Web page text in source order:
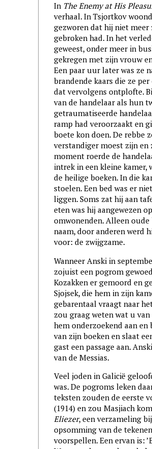
In The Enemy at His
verhaal. In Tsjortkov
gezworen dat hij niet
gebroken had. In het
geweest, onder meer in
gekregen met zijn vrouw
Een paar uur later was ze
brandende kaars die ze
dat vervolgens ontplofte.
van de handelaar als hun
getraumatiseerde
ramp had veroorzaakt en
boete kon doen. De rebbe
verstandiger moest zijn
moment roerde de
intrek in een kleine
de heilige boeken. In die
stoelen. Een bed was er
liggen. Soms zat hij aan
eten was hij aangewezen
omwonenden. Alleen
naam, door anderen werd
voor: de zwijgzame.
Wanneer Anski in
zojuist een pogrom
Kozakken er gemoord en
Sjojsek, die hem in zijn
gebarentaal vraagt naar
zou graag weten wat u
hem onderzoekend aan
van zijn boeken en slaat
gast een passage aan.
van de Messias.
Veel joden in Galicië
was. De pogroms leken
teksten zouden de eerste
(1914) en zou Masjiach
Eliezer, een verzameling
opsomming van de
voorspellen. Een ervan is: